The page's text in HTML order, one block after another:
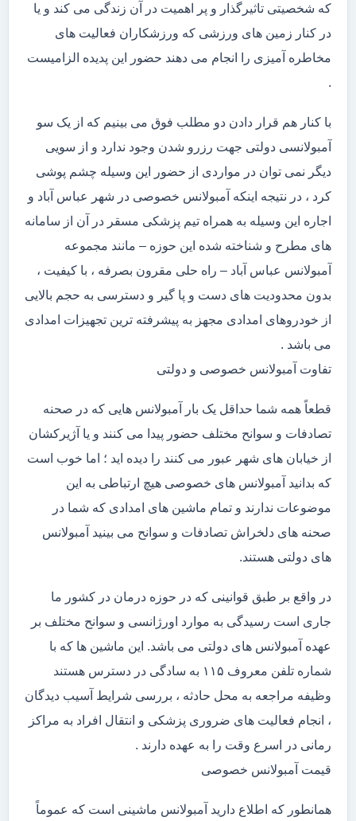
که شخصیتی تاثیرگذار و پر اهمیت در آن زندگی می کند و یا
در کنار زمین های ورزشی که ورزشکاران فعالیت های
مخاطره آمیزی را انجام می دهند حضور این پدیده الزامیست
.
با کنار هم قرار دادن دو مطلب فوق می بینیم که از یک سو
آمبولانسی دولتی جهت رزرو شدن وجود ندارد و از سویی
دیگر نمی توان در مواردی از حضور این وسیله چشم پوشی
کرد ، در نتیجه اینکه آمبولانس خصوصی در شهر عباس آباد و
اجاره این وسیله به همراه تیم پزشکی مسقر در آن از سامانه
های مطرح و شناخته شده این حوزه – مانند مجموعه
آمبولانس عباس آباد – راه حلی مقرون بصرفه ، با کیفیت ،
بدون محدودیت های دست و پا گیر و دسترسی به حجم بالایی
از خودروهای امدادی مجهز به پیشرفته ترین تجهیزات امدادی
می باشد .
تفاوت آمبولانس خصوصی و دولتی
قطعاً همه شما حداقل یک بار آمبولانس هایی که در صحنه
تصادفات و سوانح مختلف حضور پیدا می کنند و یا آژیرکشان
از خیابان های شهر عبور می کنند را دیده اید ؛ اما خوب است
که بدانید آمبولانس های خصوصی هیچ ارتباطی به این
موضوعات ندارند و تمام ماشین های امدادی که شما در
صحنه های دلخراش تصادفات و سوانح می بینید آمبولانس
های دولتی هستند.
در واقع بر طبق قوانینی که در حوزه درمان در کشور ما
جاری است رسیدگی به موارد اورژانسی و سوانح مختلف بر
عهده آمبولانس های دولتی می باشد. این ماشین ها که با
شماره تلفن معروف ۱۱۵ به سادگی در دسترس هستند
وظیفه مراجعه به محل حادثه ، بررسی شرایط آسیب دیدگان
، انجام فعالیت های ضروری پزشکی و انتقال افراد به مراکز
رمانی در اسرع وقت را به عهده دارند .
قیمت آمبولانس خصوصی
همانطور که اطلاع دارید آمبولانس ماشینی است که عموماً